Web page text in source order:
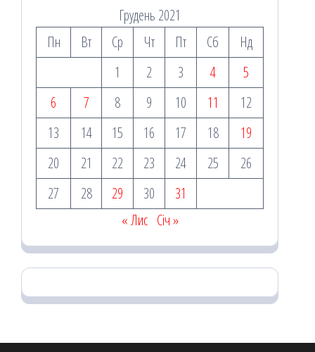
Грудень 2021
Пн
Вт Ср Чт Пт Сб
Нд
1
2 3 4
5
6
7 8 9 10 11
12
13
14 15 16 17 18
19
20
21 22 23 24 25
26
27
28 29 30
31
« Лис Січ »